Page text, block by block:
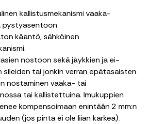
kallistusmekanismi vaaka-
pystyasentoon
kääntö, sähköinen
nostoon sekä jäykkien ja ei-
sileiden tai jonkin verran epätasaisten
nostaminen vaaka- tai
tai kallistettuina. Imukuppien
kompensoimaan enintään 2 mm:n
(jos pinta ei ole liian karkea).